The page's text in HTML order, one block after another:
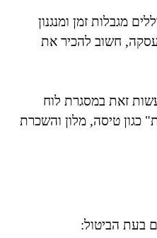
מגבלות זמן ומנגנון
חשוב להכיר את
לעשות זאת במסגרת לוח
כגון טיסה, מלון והשכרת
בעת הביטול: